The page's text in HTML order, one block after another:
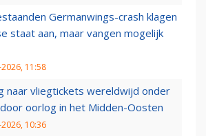
Germanwings-crash klagen
staat aan, maar vangen mogelijk
11:58
naar vliegtickets wereldwijd onder
oorlog in het Midden-Oosten
10:36